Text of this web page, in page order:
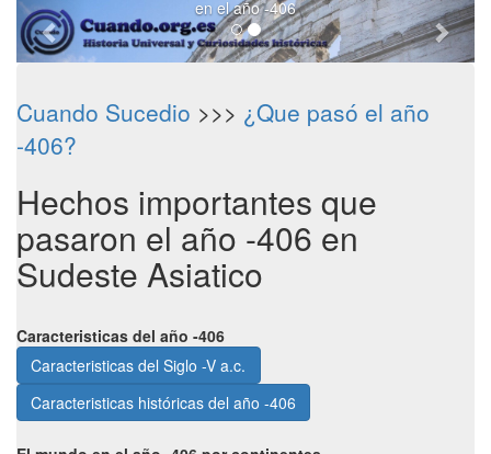
en el año -406
Cuando Sucedio >>> ¿Que pasó el año
-406?
Hechos importantes que
pasaron el año -406 en
Sudeste Asiatico
Caracteristicas del año -406
Caracteristicas del Siglo -V a.c.
Caracteristicas históricas del año -406